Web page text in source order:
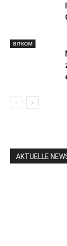
BITKOM
AKTUELLE